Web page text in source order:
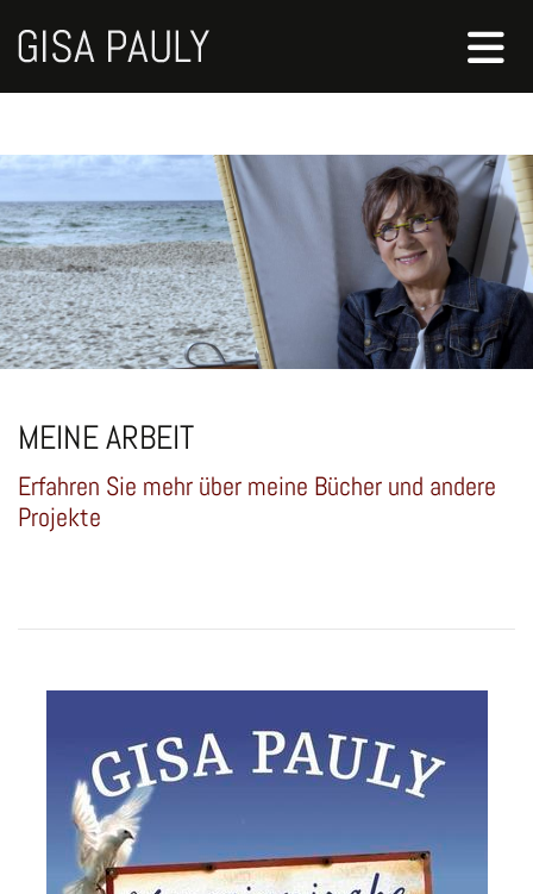
MEINE ARBEIT
Erfahren Sie mehr über meine Bücher und andere
Projekte